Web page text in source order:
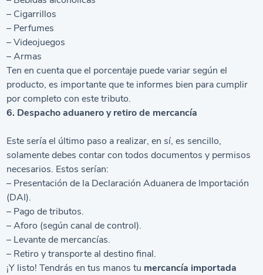
– Cigarrillos
– Perfumes
– Videojuegos
– Armas
Ten en cuenta que el porcentaje puede variar según el
producto, es importante que te informes bien para cumplir
por completo con este tributo.
6. Despacho aduanero y retiro de mercancía
Este sería el último paso a realizar, en sí, es sencillo,
solamente debes contar con todos documentos y permisos
necesarios. Estos serían:
– Presentación de la Declaración Aduanera de Importación
(DAI).
– Pago de tributos.
– Aforo (según canal de control).
– Levante de mercancías.
– Retiro y transporte al destino final.
¡Y listo! Tendrás en tus manos tu mercancía importada